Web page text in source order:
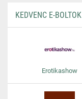
KEDVENC E-BOLTOK
Erotikashow